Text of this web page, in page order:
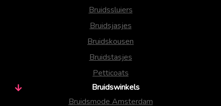
Bruidssluiers
Bruidsjasjes
Bruidskousen
Bruidstasjes
Petticoats
Bruidswinkels
Bruidsmode Amsterdam